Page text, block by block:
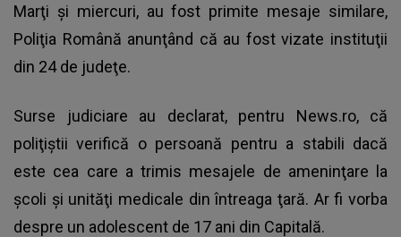
Marţi şi miercuri, au fost primite mesaje similare,
Poliţia Română anunţând că au fost vizate instituţii
din 24 de judeţe.
Surse judiciare au declarat, pentru News.ro, că
poliţiştii verifică o persoană pentru a stabili dacă
este cea care a trimis mesajele de ameninţare la
şcoli şi unităţi medicale din întreaga ţară. Ar fi vorba
despre un adolescent de 17 ani din Capitală.